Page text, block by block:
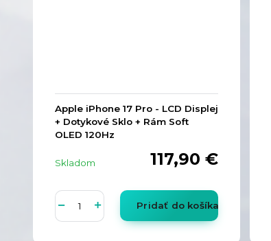
Apple iPhone 17 Pro - LCD Displej
+ Dotykové Sklo + Rám Soft
OLED 120Hz
117,90 €
Skladom
Pridať do košíka